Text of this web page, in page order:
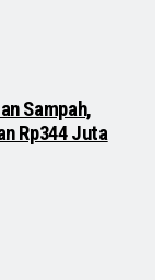
Sampah,
Rp344 Juta